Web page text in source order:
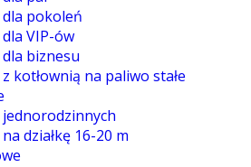
pokoleń
VIP-ów
biznesu
kotłownią na paliwo stałe
działkę 16-20 m